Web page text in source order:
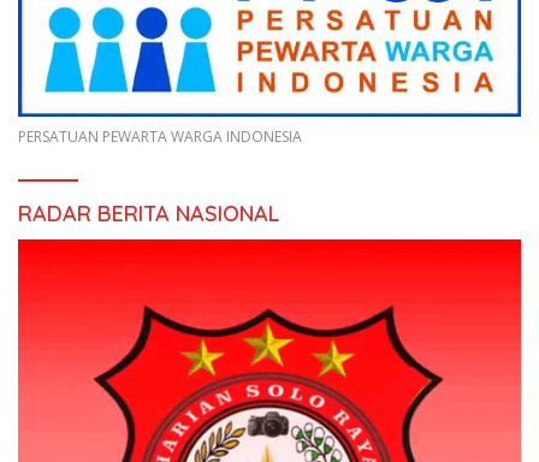
PERSATUAN PEWARTA WARGA INDONESIA
RADAR BERITA NASIONAL